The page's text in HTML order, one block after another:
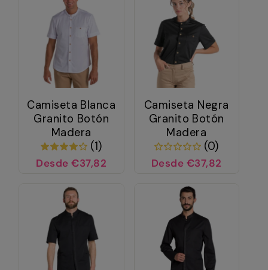
Camiseta Blanca
Granito Botón
Madera
(1)
Desde €37,82
Camiseta Negra
Granito Botón
Madera
(0)
Desde €37,82